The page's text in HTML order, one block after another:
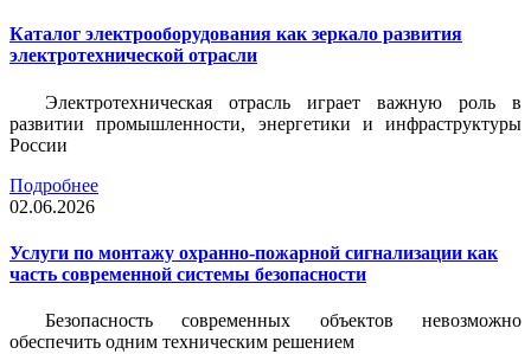
Каталог электрооборудования как зеркало развития
электротехнической отрасли
Электротехническая отрасль играет важную роль в
развитии промышленности, энергетики и инфраструктуры
России
Подробнее
02.06.2026
Услуги по монтажу охранно-пожарной сигнализации как
часть современной системы безопасности
Безопасность современных объектов невозможно
обеспечить одним техническим решением